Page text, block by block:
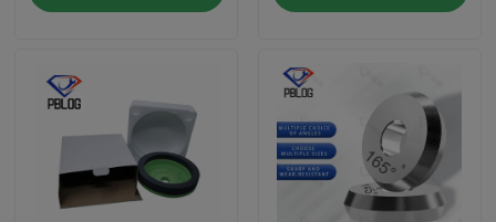
होम
उत्पाद
हमारे बारे में